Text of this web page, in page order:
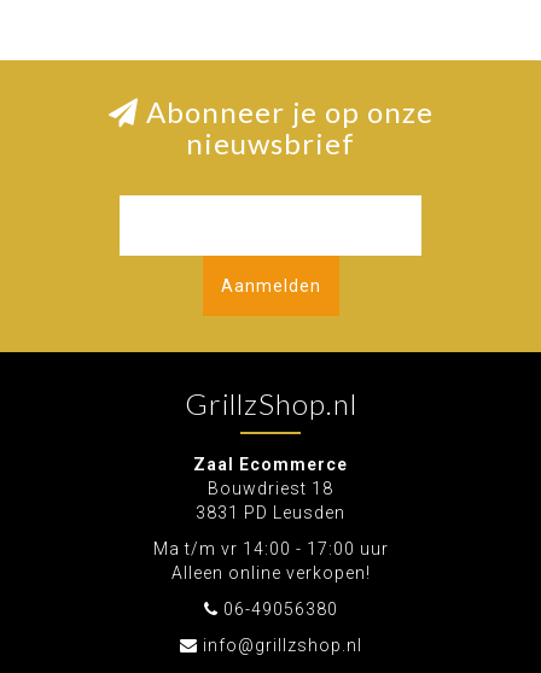
Abonneer je op onze
nieuwsbrief
Aanmelden
GrillzShop.nl
Zaal Ecommerce
Bouwdriest 18
3831 PD Leusden
Ma t/m vr 14:00 - 17:00 uur
Alleen online verkopen!
06-49056380
info@grillzshop.nl